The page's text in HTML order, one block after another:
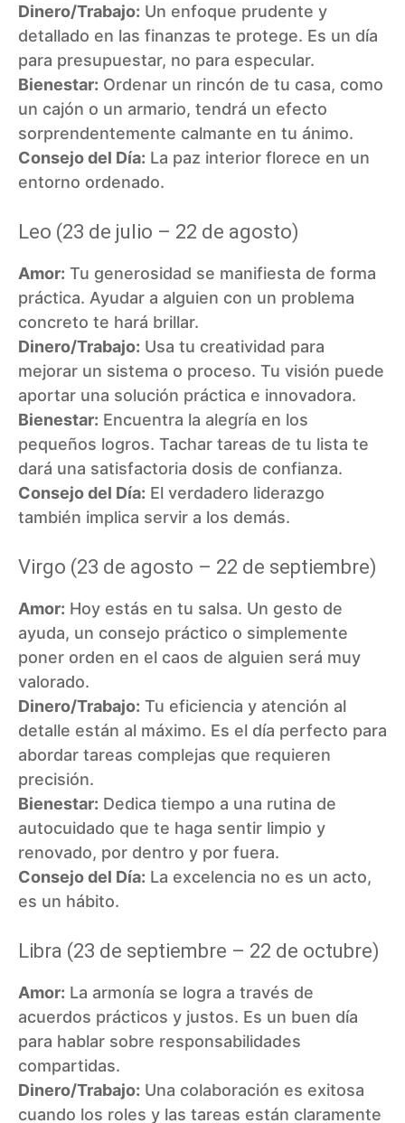
Dinero/Trabajo: Un enfoque prudente y
detallado en las finanzas te protege. Es un día
para presupuestar, no para especular.
Bienestar: Ordenar un rincón de tu casa, como
un cajón o un armario, tendrá un efecto
sorprendentemente calmante en tu ánimo.
Consejo del Día: La paz interior florece en un
entorno ordenado.
Leo (23 de julio – 22 de agosto)
Amor: Tu generosidad se manifiesta de forma
práctica. Ayudar a alguien con un problema
concreto te hará brillar.
Dinero/Trabajo: Usa tu creatividad para
mejorar un sistema o proceso. Tu visión puede
aportar una solución práctica e innovadora.
Bienestar: Encuentra la alegría en los
pequeños logros. Tachar tareas de tu lista te
dará una satisfactoria dosis de confianza.
Consejo del Día: El verdadero liderazgo
también implica servir a los demás.
Virgo (23 de agosto – 22 de septiembre)
Amor: Hoy estás en tu salsa. Un gesto de
ayuda, un consejo práctico o simplemente
poner orden en el caos de alguien será muy
valorado.
Dinero/Trabajo: Tu eficiencia y atención al
detalle están al máximo. Es el día perfecto para
abordar tareas complejas que requieren
precisión.
Bienestar: Dedica tiempo a una rutina de
autocuidado que te haga sentir limpio y
renovado, por dentro y por fuera.
Consejo del Día: La excelencia no es un acto,
es un hábito.
Libra (23 de septiembre – 22 de octubre)
Amor: La armonía se logra a través de
acuerdos prácticos y justos. Es un buen día
para hablar sobre responsabilidades
compartidas.
Dinero/Trabajo: Una colaboración es exitosa
cuando los roles y las tareas están claramente